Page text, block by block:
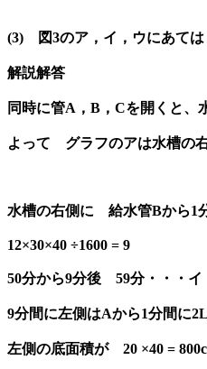
(3) 図3のア，イ，ウにあては
解説解答
同時に管A，B，Cを開くと、
よって グラフのアは水槽の
水槽の右側に 給水管Bから1
12×30×40 ÷1600 = 9
50分から9分後 59分・・・イ
9分間に左側はAから1分間に
左側の底面積が 20 ×40 =